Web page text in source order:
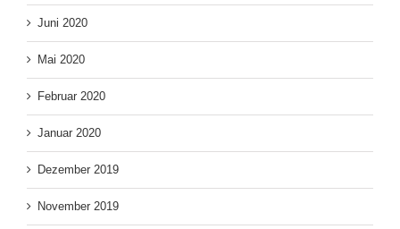
Juni 2020
Mai 2020
Februar 2020
Januar 2020
Dezember 2019
November 2019